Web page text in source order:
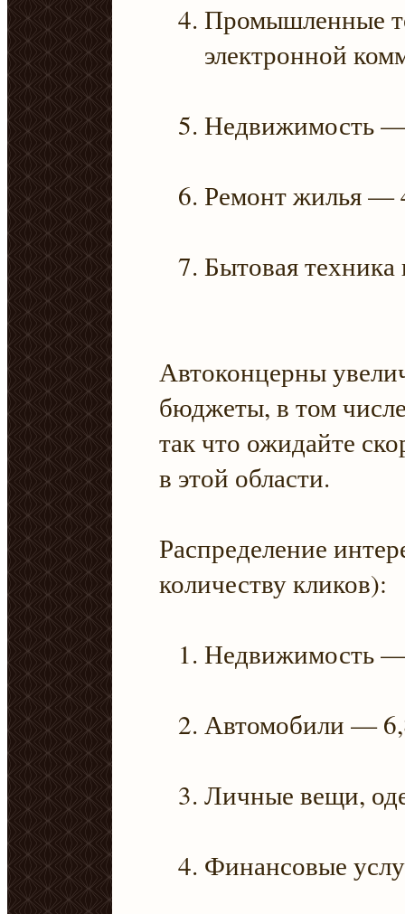
Промышленные
электронной
Недвижимость
Ремонт жилья —
Бытовая
Автоконцерны
бюджеты, в том
так что ожидайте
в этой области.
Распределение
количеству кликов):
Недвижимость
Автомобили —
Личные вещи,
Финансовые